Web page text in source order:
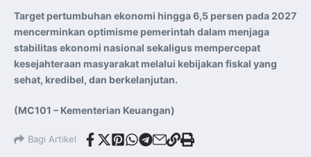
Target pertumbuhan ekonomi hingga 6,5 persen pada 2027
mencerminkan optimisme pemerintah dalam menjaga
stabilitas ekonomi nasional sekaligus mempercepat
kesejahteraan masyarakat melalui kebijakan fiskal yang
sehat, kredibel, dan berkelanjutan.
(MC101 – Kementerian Keuangan)
Bagi Artikel